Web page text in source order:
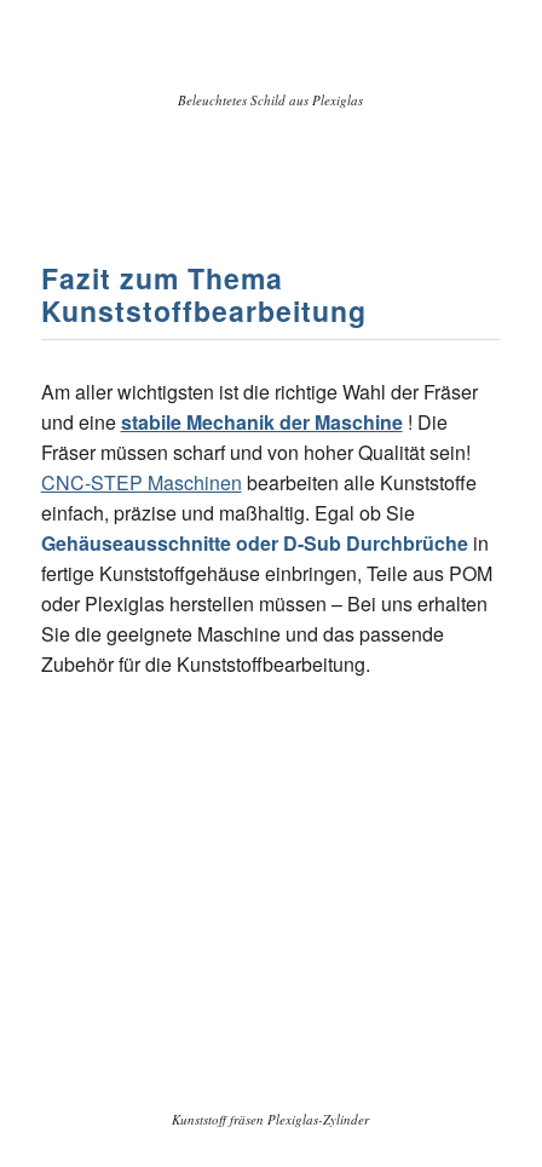
Beleuchtetes Schild aus Plexiglas
Fazit zum Thema
Kunststoffbearbeitung
Am aller wichtigsten ist die richtige Wahl der Fräser
und einestabile Mechanik der Maschine! Die
Fräser müssen scharf und von hoher Qualität sein!
CNC-STEP Maschinen bearbeiten alle Kunststoffe
einfach, präzise und maßhaltig. Egal ob Sie
Gehäuseausschnitte oder D-Sub Durchbrüchein
fertige Kunststoffgehäuse einbringen, Teile aus POM
oder Plexiglas herstellen müssen – Bei uns erhalten
Sie die geeignete Maschine und das passende
Zubehör für die Kunststoffbearbeitung.
Kunststoff fräsen Plexiglas-Zylinder